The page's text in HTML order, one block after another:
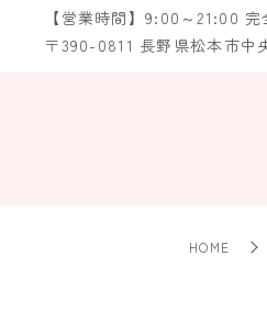
【営業時間】9:00～21:00 完
〒390-0811 長野県松本市中
HOME